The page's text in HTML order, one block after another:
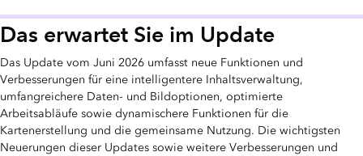
Das erwartet Sie im Update
Das Update vom Juni 2026 umfasst neue Funktionen und
Verbesserungen für eine intelligentere Inhaltsverwaltung,
umfangreichere Daten- und Bildoptionen, optimierte
Arbeitsabläufe sowie dynamischere Funktionen für die
Kartenerstellung und die gemeinsame Nutzung. Die wichtigsten
Neuerungen dieser Updates sowie weitere Verbesserungen und